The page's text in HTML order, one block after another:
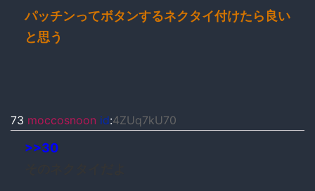
パッチンってボタンするネクタイ付けたら良い
と思う
73 moccosnoon id:4ZUq7kU70
>>30